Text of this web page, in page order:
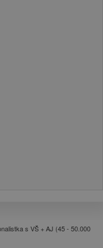
s VŠ + AJ (45 - 50.000